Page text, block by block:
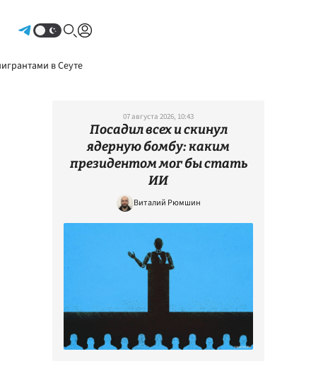
в Сеуте
07 августа 2026, 10:43
Посадил всех и скинул
ядерную бомбу: каким
президентом мог бы стать
ИИ
Виталий Рюмшин